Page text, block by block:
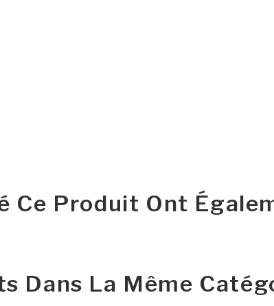
Ce Produit Ont
Dans La Même